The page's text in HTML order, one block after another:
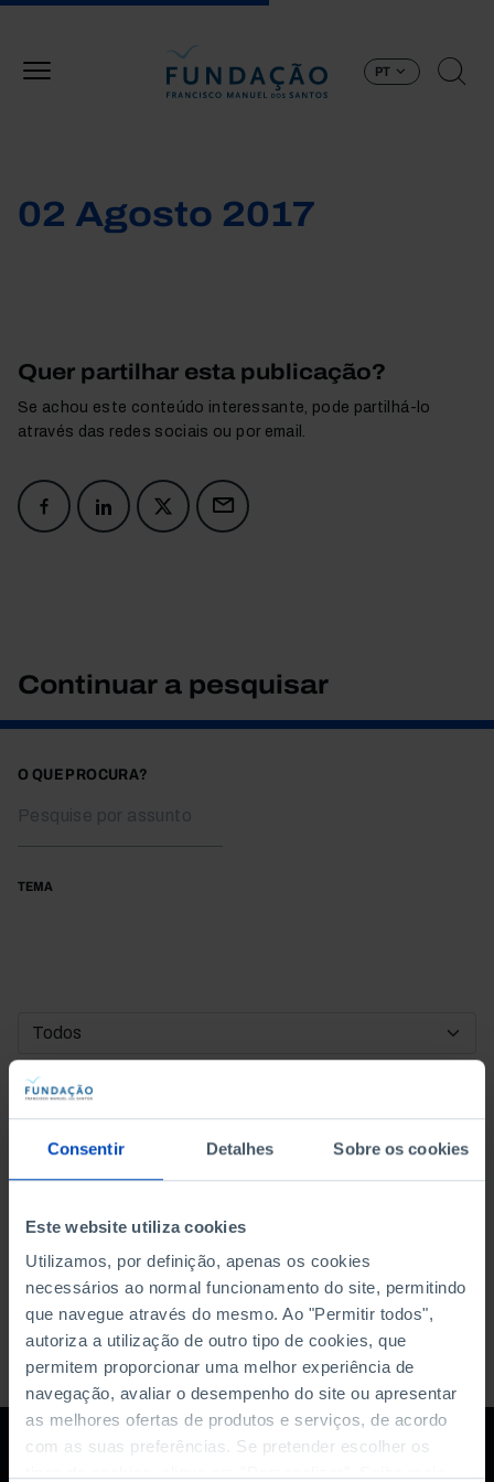
Consentir Detalhes Sobre os cookies
Este website utiliza cookies
Utilizamos, por definição, apenas os cookies
necessários ao normal funcionamento do site, permitindo
que navegue através do mesmo. Ao "Permitir todos",
autoriza a utilização de outro tipo de cookies, que
permitem proporcionar uma melhor experiência de
navegação, avaliar o desempenho do site ou apresentar
as melhores ofertas de produtos e serviços, de acordo
com as suas preferências. Se pretender escolher os
PT
02 Agosto 2017
Quer partilhar esta publicação?
Se achou este conteúdo interessante, pode partilhá-lo
através das redes sociais ou por email.
Continuar a pesquisar
O QUE PROCURA?
TEMA
DATA DE INÍCIO
DATA DE FIM